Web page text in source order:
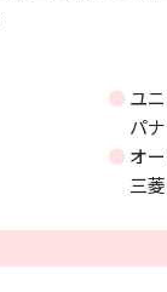
● ユ
パ
● オ
三